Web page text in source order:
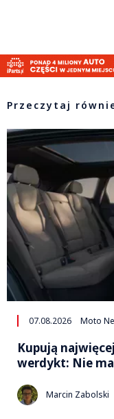
Przeczytaj
07.08.2026 Moto
Kupują
werdykt: Nie ma
Marcin Zabolski